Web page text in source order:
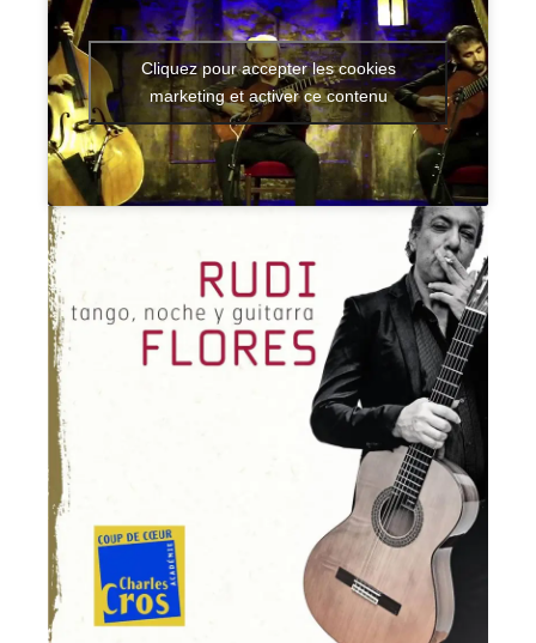
Cliquez pour accepter les cookies
marketing et activer ce contenu